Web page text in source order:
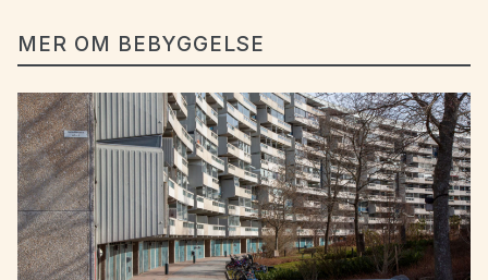
MER OM BEBYGGELSE